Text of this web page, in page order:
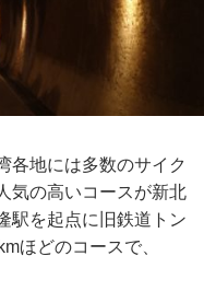
各地には多数のサイク
気の高いコースが新北
駅を起点に旧鉄道トン
ほどのコースで、